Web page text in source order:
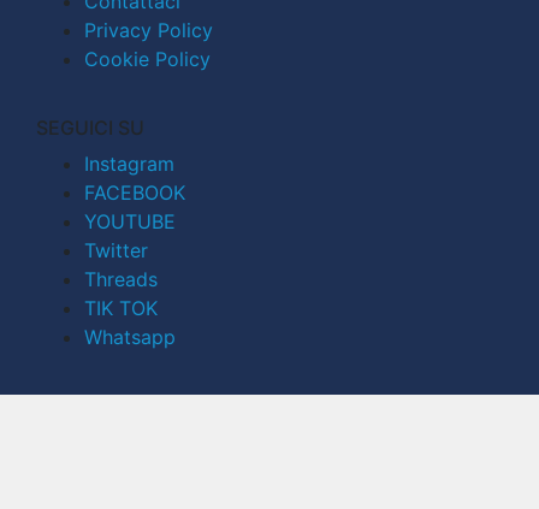
Privacy Policy
Cookie Policy
SEGUICI SU
Instagram
FACEBOOK
YOUTUBE
Twitter
Threads
TIK TOK
Whatsapp